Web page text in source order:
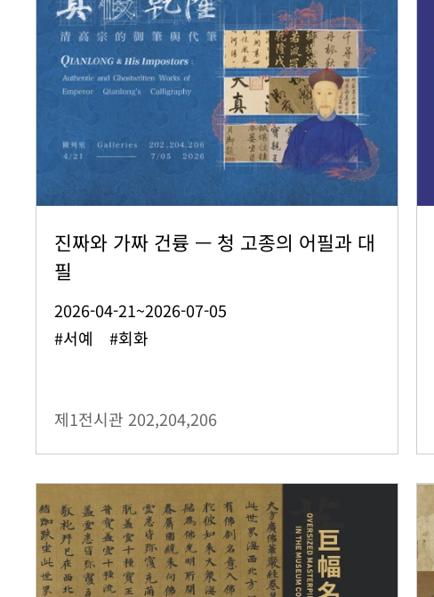
진짜와 가짜 건륭 — 청 고종의 어필과 대
필
2026-04-21~2026-07-05
#서예 #회화
제1전시관 202,204,206